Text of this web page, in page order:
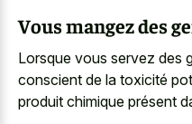
Vous mangez des
Lorsque vous servez des
conscient de la toxicité
produit chimique présent